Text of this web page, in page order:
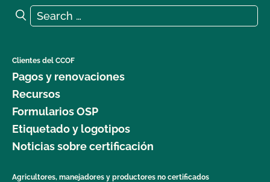
Search for:
Search
Clientes del CCOF
Pagos y renovaciones
Recursos
Formularios OSP
Etiquetado y logotipos
Noticias sobre certificación
Agricultores, manejadores y productores no certificados